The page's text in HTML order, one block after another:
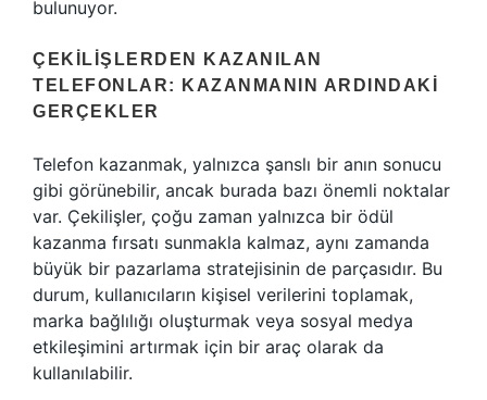
bulunuyor.
ÇEKILIŞLERDEN KAZANILAN
TELEFONLAR: KAZANMANIN ARDINDAKI
GERÇEKLER
Telefon kazanmak, yalnızca şanslı bir anın sonucu
gibi görünebilir, ancak burada bazı önemli noktalar
var. Çekilişler, çoğu zaman yalnızca bir ödül
kazanma fırsatı sunmakla kalmaz, aynı zamanda
büyük bir pazarlama stratejisinin de parçasıdır. Bu
durum, kullanıcıların kişisel verilerini toplamak,
marka bağlılığı oluşturmak veya sosyal medya
etkileşimini artırmak için bir araç olarak da
kullanılabilir.